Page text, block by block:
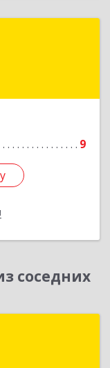
9
г, 9-й
соседних